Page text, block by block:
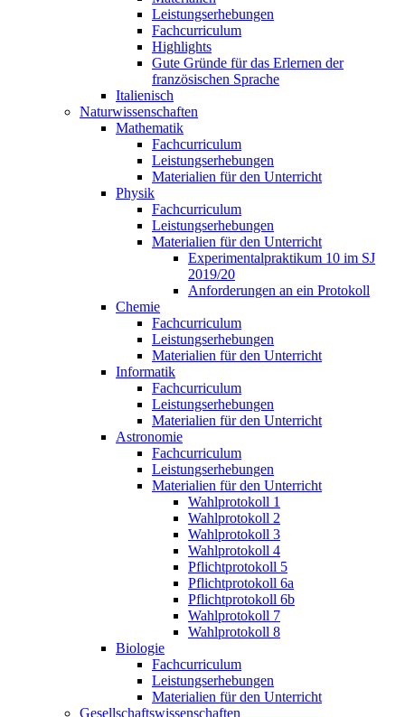
Leistungserhebungen
Fachcurriculum
Highlights
Gute Gründe für das Erlernen der
französischen Sprache
Italienisch
Naturwissenschaften
Mathematik
Fachcurriculum
Leistungserhebungen
Materialien für den Unterricht
Physik
Fachcurriculum
Leistungserhebungen
Materialien für den Unterricht
Experimentalpraktikum 10 im SJ
2019/20
Anforderungen an ein Protokoll
Chemie
Fachcurriculum
Leistungserhebungen
Materialien für den Unterricht
Informatik
Fachcurriculum
Leistungserhebungen
Materialien für den Unterricht
Astronomie
Fachcurriculum
Leistungserhebungen
Materialien für den Unterricht
Wahlprotokoll 1
Wahlprotokoll 2
Wahlprotokoll 3
Wahlprotokoll 4
Pflichtprotokoll 5
Pflichtprotokoll 6a
Pflichtprotokoll 6b
Wahlprotokoll 7
Wahlprotokoll 8
Biologie
Fachcurriculum
Leistungserhebungen
Materialien für den Unterricht
Gesellschaftswissenschaften